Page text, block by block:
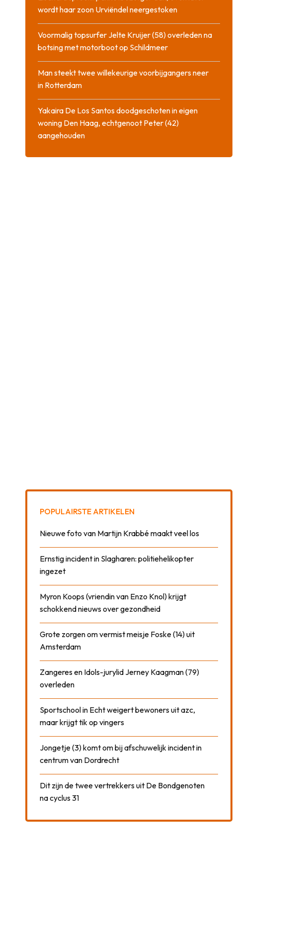
wordt haar zoon Urviëndel neergestoken
Voormalig topsurfer Jelte Kruijer (58) overleden na
botsing met motorboot op Schildmeer
Man steekt twee willekeurige voorbijgangers neer
in Rotterdam
Yakaira De Los Santos doodgeschoten in eigen
woning Den Haag, echtgenoot Peter (42)
aangehouden
POPULAIRSTE ARTIKELEN
Nieuwe foto van Martijn Krabbé maakt veel los
Ernstig incident in Slagharen: politiehelikopter
ingezet
Myron Koops (vriendin van Enzo Knol) krijgt
schokkend nieuws over gezondheid
Grote zorgen om vermist meisje Foske (14) uit
Amsterdam
Zangeres en Idols-jurylid Jerney Kaagman (79)
overleden
Sportschool in Echt weigert bewoners uit azc,
maar krijgt tik op vingers
Jongetje (3) komt om bij afschuwelijk incident in
centrum van Dordrecht
Dit zijn de twee vertrekkers uit De Bondgenoten
na cyclus 31